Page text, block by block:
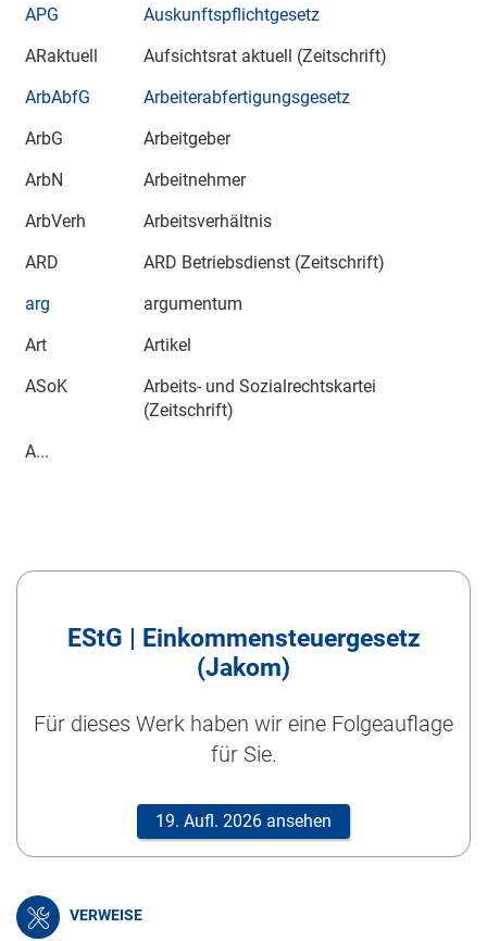
APG
Auskunftspflichtgesetz
ARaktuell
Aufsichtsrat aktuell
(Zeitschrift)
ArbAbfG
Arbeiterabfertigungsgesetz
ArbG
Arbeitgeber
ArbN
Arbeitnehmer
ArbVerh
Arbeitsverhältnis
ARD
ARD Betriebsdienst (Zeitschrift)
arg
argumentum
Art
Artikel
ASoK
Arbeits- und Sozialrechtskartei
(Zeitschrift)
A...
EStG | Einkommensteuergesetz
(Jakom)
Für dieses Werk haben wir eine Folgeauflage
für Sie.
19. Aufl. 2026 ansehen
VERWEISE